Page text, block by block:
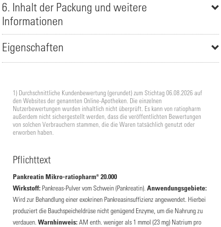
6. Inhalt der Packung und weitere
Informationen
Eigenschaften
1) Durchschnittliche Kundenbewertung (gerundet) zum Stichtag 06.08.2026 auf
den Websites der genannten Online-Apotheken. Die einzelnen
Nutzerbewertungen wurden inhaltlich nicht überprüft. Es kann von ratiopharm
außerdem nicht sichergestellt werden, dass die veröffentlichten Bewertungen
von solchen Verbrauchern stammen, die die Waren tatsächlich genutzt oder
erworben haben.
Pflichttext
Pankreatin Mikro-ratiopharm® 20.000
Wirkstoff: Pankreas-Pulver vom Schwein (Pankreatin). Anwendungsgebiete:
Wird zur Behandlung einer exokrinen Pankreasinsuffizienz angewendet. Hierbei
produziert die Bauchspeicheldrüse nicht genügend Enzyme, um die Nahrung zu
verdauen. Warnhinweis:AM enth. weniger als 1 mmol (23 mg) Natrium pro